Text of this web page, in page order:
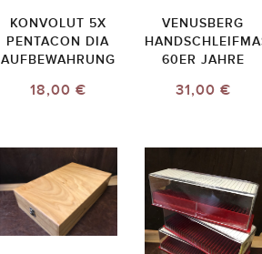
KONVOLUT 5X
PENTACON DIA
AUFBEWAHRUNG
18,00 €
VENUSBERG
60ER JAHRE
31,00 €